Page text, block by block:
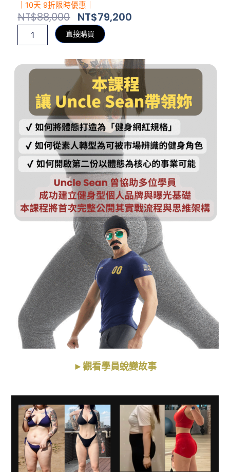
｜10天 9折限時優惠｜
NT$88,000 原
始
價
NT$88,000。
NT$79,200
NT$79,200。
習
量
直接購買
►觀看學員蛻變故事